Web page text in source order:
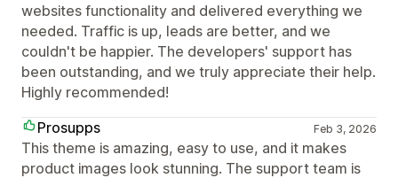
websites functionality and delivered everything we
needed. Traffic is up, leads are better, and we
couldn't be happier. The developers' support has
been outstanding, and we truly appreciate their help.
Highly recommended!
Prosupps
Feb 3, 2026
This theme is amazing, easy to use, and it makes
product images look stunning. The support team is